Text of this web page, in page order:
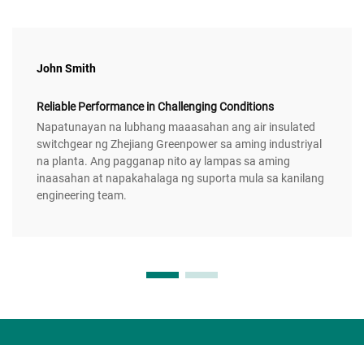
John Smith
Reliable Performance in Challenging Conditions
Napatunayan na lubhang maaasahan ang air insulated
switchgear ng Zhejiang Greenpower sa aming industriyal
na planta. Ang pagganap nito ay lampas sa aming
inaasahan at napakahalaga ng suporta mula sa kanilang
engineering team.